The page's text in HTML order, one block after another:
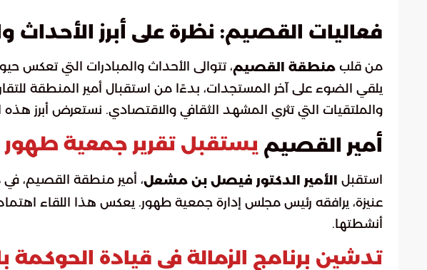
فعاليات القصيم: نظرة على أبرز الأحداث
من قلب منطقة القصيم، تتوالى الأحداث والمبادرات التي تعكس
يلقي الضوء على آخر المستجدات، بدءًا من استقبال أمير المنطقة
والملتقيات التي تثري المشهد الثقافي والاقتصادي. نستعرض أبرز
أمير القصيم يستقبل تقرير جمعية طهور
استقبل الأمير الدكتور فيصل بن مشعل، أمير منطقة القصيم، في
عنيزة، يرافقه رئيس مجلس إدارة جمعية طهور. يعكس هذا اللقاء اهتمام
أنشطتها.
تدشين برنامج الزمالة في قيادة الحوكمة